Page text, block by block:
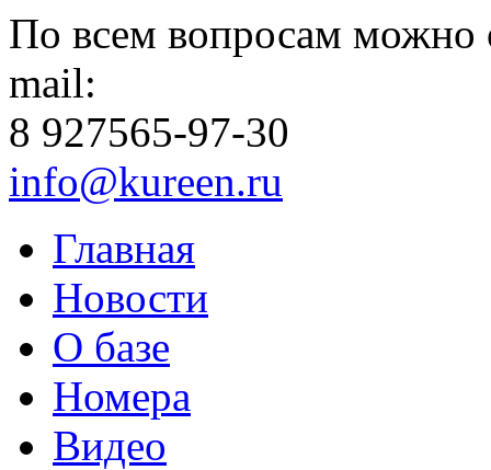
По всем вопросам можно
mail:
8 927565-97-30
info@kureen.ru
Главная
Новости
О базе
Номера
Видео